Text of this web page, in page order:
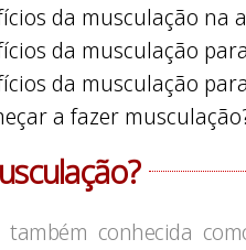
da musculação na
da musculação
da musculação
a fazer
também conhecida